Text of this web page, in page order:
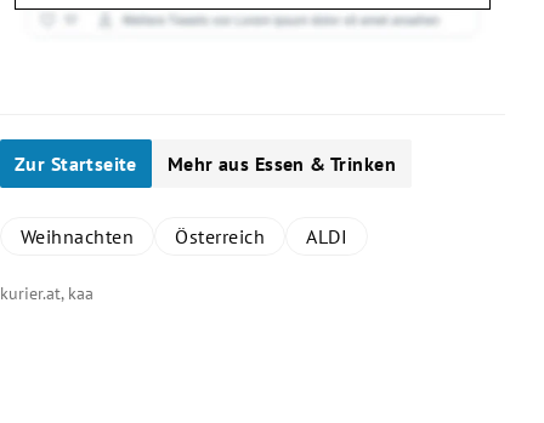
Zur Startseite Mehr aus Essen & Trinken
Weihnachten Österreich ALDI
kurier.at, kaa